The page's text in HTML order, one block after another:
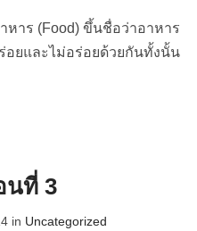
หาร (Food) ขึ้นชื่อว่าอาหาร
อยและไม่อร่อยด้วยกันทั้งนั้น
นที่ 3
in Uncategorized